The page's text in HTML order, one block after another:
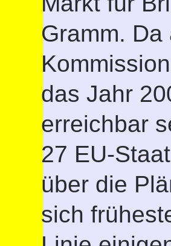
Gramm.
das Jahr
erreichbar
27 EU-
über die
sich